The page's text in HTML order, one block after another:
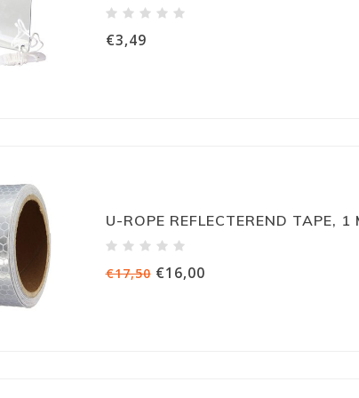
€3,49
U-ROPE REFLECTEREND TAPE, 1
€17,50€16,00